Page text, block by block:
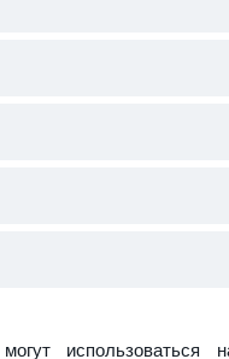
использоваться